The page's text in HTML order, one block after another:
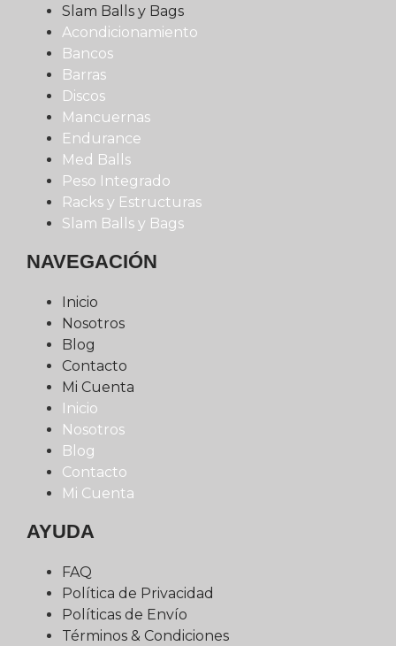
Slam Balls y Bags
Acondicionamiento
Bancos
Barras
Discos
Mancuernas
Endurance
Med Balls
Peso Integrado
Racks y Estructuras
Slam Balls y Bags
NAVEGACIÓN
Inicio
Nosotros
Blog
Contacto
Mi Cuenta
Inicio
Nosotros
Blog
Contacto
Mi Cuenta
AYUDA
FAQ
Política de Privacidad
Políticas de Envío
Términos & Condiciones